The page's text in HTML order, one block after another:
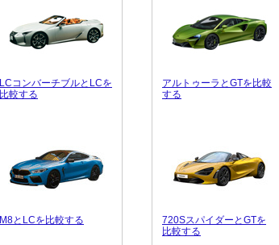
LCコンバーチブルとLCを
比較する
M8とLCを比較する
アルトゥーラとGTを比較
する
720SスパイダーとGTを
比較する